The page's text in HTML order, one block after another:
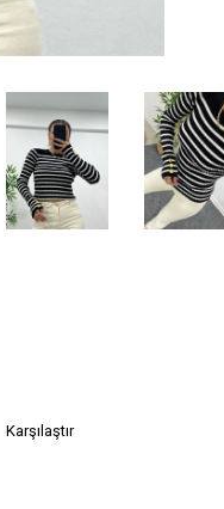
Karşılaştır